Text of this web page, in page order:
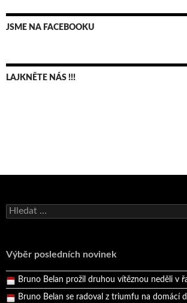
JSME NA FACEBOOKU
LAJKNĚTE NÁS !!!
Vyhledávání
Výběr posledních novinek
Bruno Belan se radoval z triumfu na domácí
Pražský přebor neskrblil překvapeními!
Bruno Belan prožil druhou vítěznou neděli v
Bruno Belan se radoval z triumfu na domácí